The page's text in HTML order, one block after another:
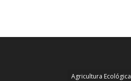
Agricultura Ecológica